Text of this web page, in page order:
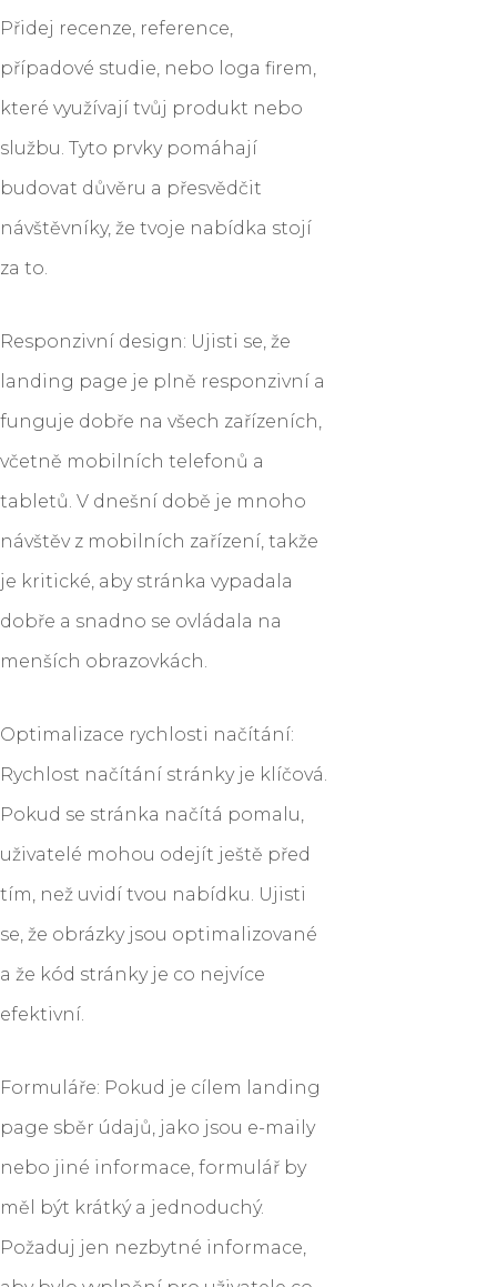
Přidej recenze, reference,
případové studie, nebo loga firem,
které využívají tvůj produkt nebo
službu. Tyto prvky pomáhají
budovat důvěru a přesvědčit
návštěvníky, že tvoje nabídka stojí
za to.
Responzivní design: Ujisti se, že
landing page je plně responzivní a
funguje dobře na všech zařízeních,
včetně mobilních telefonů a
tabletů. V dnešní době je mnoho
návštěv z mobilních zařízení, takže
je kritické, aby stránka vypadala
dobře a snadno se ovládala na
menších obrazovkách.
Optimalizace rychlosti načítání:
Rychlost načítání stránky je klíčová.
Pokud se stránka načítá pomalu,
uživatelé mohou odejít ještě před
tím, než uvidí tvou nabídku. Ujisti
se, že obrázky jsou optimalizované
a že kód stránky je co nejvíce
efektivní.
Formuláře: Pokud je cílem landing
page sběr údajů, jako jsou e-maily
nebo jiné informace, formulář by
měl být krátký a jednoduchý.
Požaduj jen nezbytné informace,